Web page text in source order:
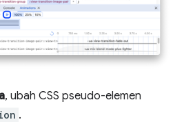
, ubah CSS pseudo-elemen
.